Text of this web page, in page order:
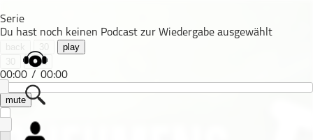
Serie
Du hast noch keinen Podcast zur Wiedergabe ausgewählt
back 30
play
30
next
00:00 / 00:00
mute